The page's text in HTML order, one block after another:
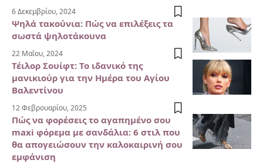
6 Δεκεμβρίου, 2024
Ψηλά τακούνια: Πώς να επιλέξεις τα
σωστά ψηλοτάκουνα
22 Μαΐου, 2024
Τέιλορ Σουίφτ: Το ιδανικό της
μανικιούρ για την Ημέρα του Αγίου
Βαλεντίνου
12 Φεβρουαρίου, 2025
Πώς να φορέσεις το αγαπημένο σου
maxi φόρεμα με σανδάλια: 6 στιλ που
θα απογειώσουν την καλοκαιρινή σου
εμφάνιση